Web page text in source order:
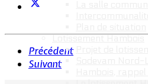
Lotissement Hambois
Précédent
Suivant